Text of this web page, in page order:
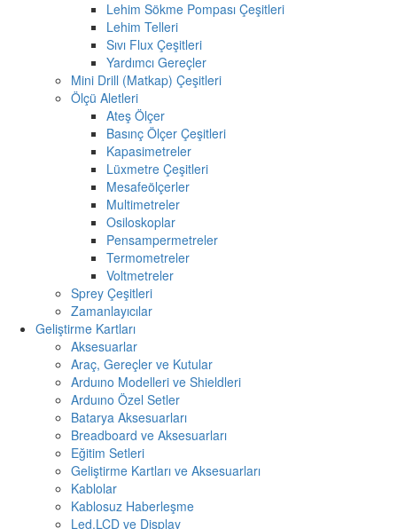
Lehim Sökme Pompası Çeşitleri
Lehim Telleri
Sıvı Flux Çeşitleri
Yardımcı Gereçler
Mini Drill (Matkap) Çeşitleri
Ölçü Aletleri
Ateş Ölçer
Basınç Ölçer Çeşitleri
Kapasimetreler
Lüxmetre Çeşitleri
Mesafeölçerler
Multimetreler
Osiloskoplar
Pensampermetreler
Termometreler
Voltmetreler
Sprey Çeşitleri
Zamanlayıcılar
Geliştirme Kartları
Aksesuarlar
Araç, Gereçler ve Kutular
Arduıno Modelleri ve Shieldleri
Arduıno Özel Setler
Batarya Aksesuarları
Breadboard ve Aksesuarları
Eğitim Setleri
Geliştirme Kartları ve Aksesuarları
Kablolar
Kablosuz Haberleşme
Led,LCD ve Display